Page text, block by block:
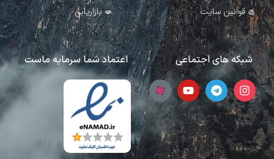
قوانین سایت
بازاریابی
شبکه های اجتماعی اعتماد شما سرمایه ماست